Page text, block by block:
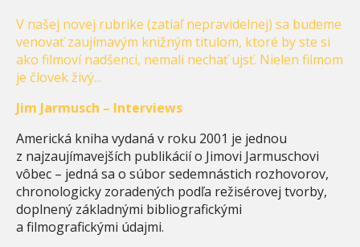
V našej novej rubrike (zatiaľ nepravidelnej) sa budeme
venovať zaujímavým knižným titulom, ktoré by ste si
ako filmoví nadšenci, nemali nechať ujsť. Nielen filmom
je človek živý...
Jim Jarmusch – Interviews
Americká kniha vydaná v roku 2001 je jednou
z najzaujímavejších publikácií o Jimovi Jarmuschovi
vôbec – jedná sa o súbor sedemnástich rozhovorov,
chronologicky zoradených podľa režisérovej tvorby,
doplnený základnými bibliografickými
a filmografickými údajmi.